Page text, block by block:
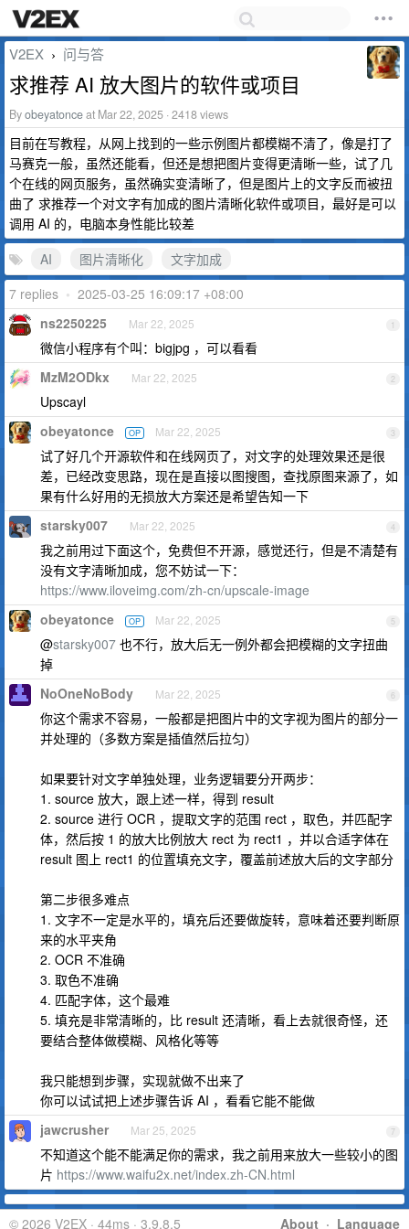
V2EX › 问与答
求推荐 AI 放大图片的软件或项目
Byobeyatonceat Mar 22, 2025 · 2418 views
目前在写教程，从网上找到的一些示例图片都模糊不清了，像是打了
马赛克一般，虽然还能看，但还是想把图片变得更清晰一些，试了几
个在线的网页服务，虽然确实变清晰了，但是图片上的文字反而被扭
曲了 求推荐一个对文字有加成的图片清晰化软件或项目，最好是可以
调用 AI 的，电脑本身性能比较差
AI
图片清晰化
文字加成
7 replies • 2025-03-25 16:09:17 +08:00
1
ns2250225 Mar 22, 2025
微信小程序有个叫：bigjpg ，可以看看
2
MzM2ODkx Mar 22, 2025
Upscayl
3
obeyatonce OP Mar 22, 2025
试了好几个开源软件和在线网页了，对文字的处理效果还是很
差，已经改变思路，现在是直接以图搜图，查找原图来源了，如
果有什么好用的无损放大方案还是希望告知一下
4
starsky007 Mar 22, 2025
我之前用过下面这个，免费但不开源，感觉还行，但是不清楚有
没有文字清晰加成，您不妨试一下：
https://www.iloveimg.com/zh-cn/upscale-image
5
obeyatonce OP Mar 22, 2025
@starsky007 也不行，放大后无一例外都会把模糊的文字扭曲
掉
6
NoOneNoBody Mar 22, 2025
你这个需求不容易，一般都是把图片中的文字视为图片的部分一
并处理的（多数方案是插值然后拉匀）
如果要针对文字单独处理，业务逻辑要分开两步：
1. source 放大，跟上述一样，得到 result
2. source 进行 OCR ，提取文字的范围 rect ，取色，并匹配字
体，然后按 1 的放大比例放大 rect 为 rect1 ，并以合适字体在
result 图上 rect1 的位置填充文字，覆盖前述放大后的文字部分
第二步很多难点
1. 文字不一定是水平的，填充后还要做旋转，意味着还要判断原
来的水平夹角
2. OCR 不准确
3. 取色不准确
4. 匹配字体，这个最难
5. 填充是非常清晰的，比 result 还清晰，看上去就很奇怪，还
要结合整体做模糊、风格化等等
我只能想到步骤，实现就做不出来了
你可以试试把上述步骤告诉 AI ，看看它能不能做
7
jawcrusher Mar 25, 2025
不知道这个能不能满足你的需求，我之前用来放大一些较小的图
片 https://www.waifu2x.net/index.zh-CN.html
About · Language
© 2026 V2EX · 44ms · 3.9.8.5